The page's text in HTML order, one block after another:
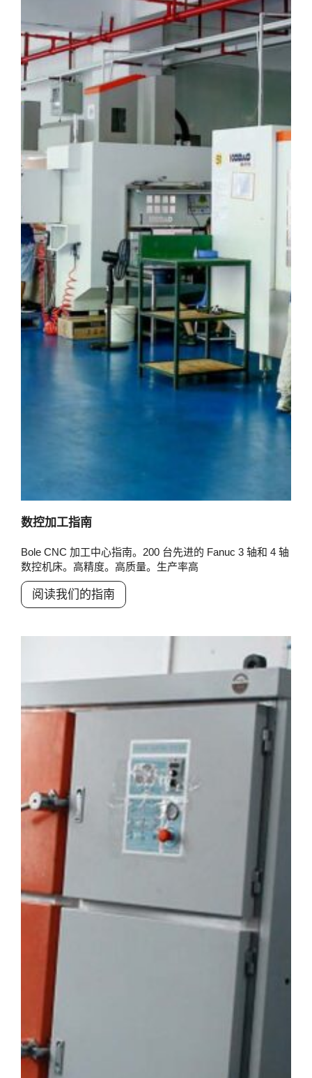
数控加工指南
Bole CNC 加工中心指南。200 台先进的 Fanuc 3 轴和 4 轴
数控机床。高精度。高质量。生产率高
阅读我们的指南